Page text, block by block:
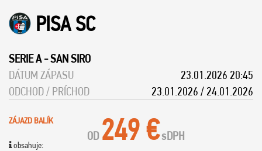
PISA SC
SERIE A-SAN SIRO
DÁTUM ZÁPASU
23.01.2026 20:45
ODCHOD / PRÍCHOD
23.01.2026 / 24.01.2026
ZÁJAZD BALÍK
obsahuje:
OD 249 €sDPH